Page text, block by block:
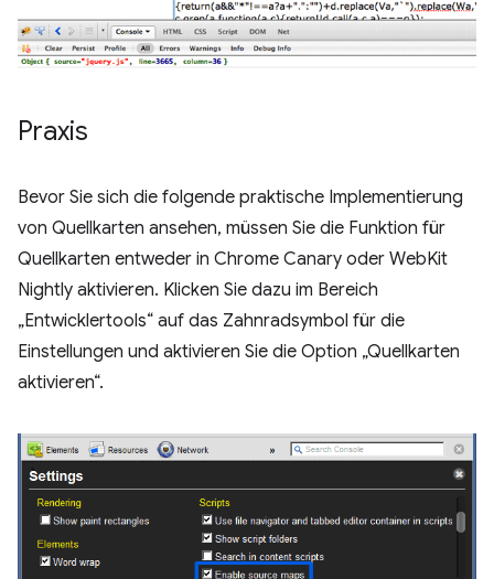
Praxis
Bevor Sie sich die folgende praktische Implementierung
von Quellkarten ansehen, müssen Sie die Funktion für
Quellkarten entweder in Chrome Canary oder WebKit
Nightly aktivieren. Klicken Sie dazu im Bereich
„Entwicklertools“ auf das Zahnradsymbol für die
Einstellungen und aktivieren Sie die Option „Quellkarten
aktivieren“.